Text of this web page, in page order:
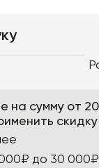
на сумму от
скидку
до 30 000₽